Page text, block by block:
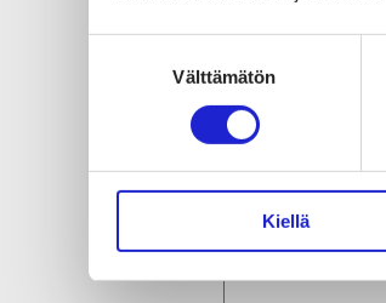
Välttämätön
Kiellä